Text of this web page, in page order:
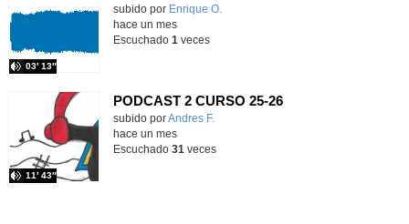
Contenido educativo.
subido por Enrique O.
03′ 13″
hace un mes
Escuchado 1 veces
PODCAST 2 CURSO 25-26
subido porAndres F.
11′ 43″
hace un mes
Escuchado 31 veces